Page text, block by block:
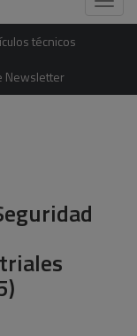
técnicos
Newsletter